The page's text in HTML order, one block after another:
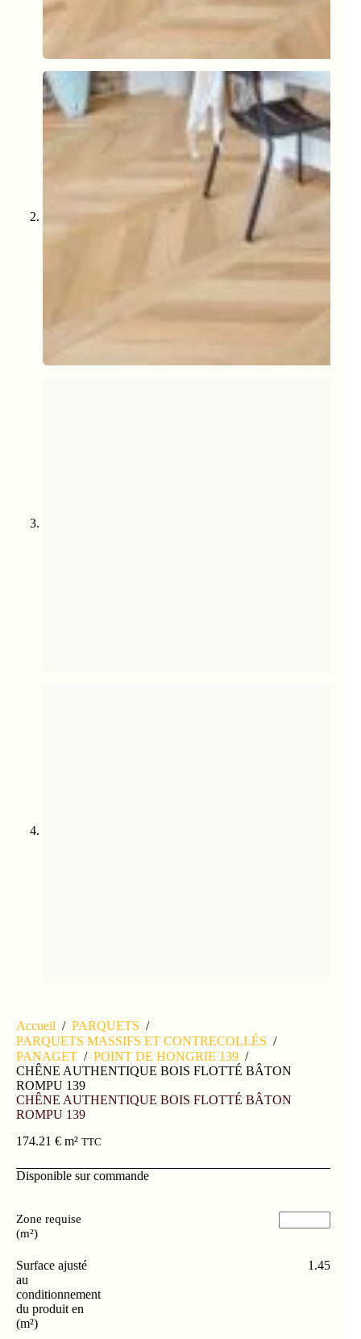
Accueil / PARQUETS /
PARQUETS MASSIFS ET CONTRECOLLÉS /
PANAGET / POINT DE HONGRIE 139 /
CHÊNE AUTHENTIQUE BOIS FLOTTÉ BÂTON
ROMPU 139
CHÊNE AUTHENTIQUE BOIS FLOTTÉ BÂTON
ROMPU 139
174.21 € m² TTC
Disponible sur commande
Zone requise
(m²)
Surface ajusté
au
conditionnement
du produit en
(m²)
1.45